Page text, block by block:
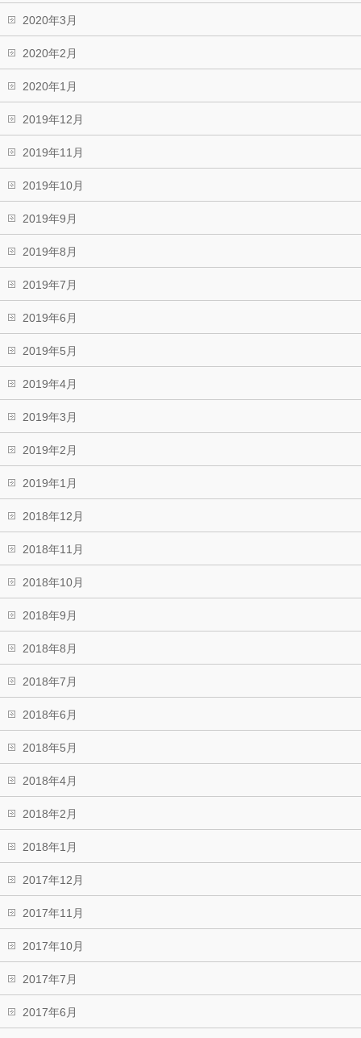
2020年3月
2020年2月
2020年1月
2019年12月
2019年11月
2019年10月
2019年9月
2019年8月
2019年7月
2019年6月
2019年5月
2019年4月
2019年3月
2019年2月
2019年1月
2018年12月
2018年11月
2018年10月
2018年9月
2018年8月
2018年7月
2018年6月
2018年5月
2018年4月
2018年2月
2018年1月
2017年12月
2017年11月
2017年10月
2017年7月
2017年6月